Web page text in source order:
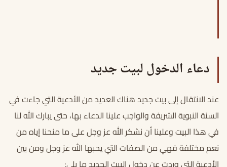
دعاء الدخول لبيت جديد
عند الانتقال إلى بيت جديد هناك العديد من الأدعية التي جاءت في
السنة النبوية الشريفة والواجب علينا الدعاء بها، حتى يبارك الله لنا
في هذا البيت وعلينا أن نشكر الله عز وجل على ما منحنا إياه من
نعم مختلفة فهي من الصفات التي يحبها الله عز وجل ومن بين
الأدعية التي وردت عن دخول البيت الجديد ما يلي: